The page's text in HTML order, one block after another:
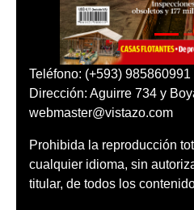
Teléfono: (+593) 985860991
Dirección: Aguirre 734 y
webmaster@vistazo.com
Prohibida la reproducción
cualquier idioma, sin
titular, de todos los